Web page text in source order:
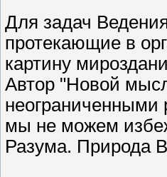
Для задач
протекающие в
картину
Автор "Новой
неограниченными
мы не можем
Разума. Природа